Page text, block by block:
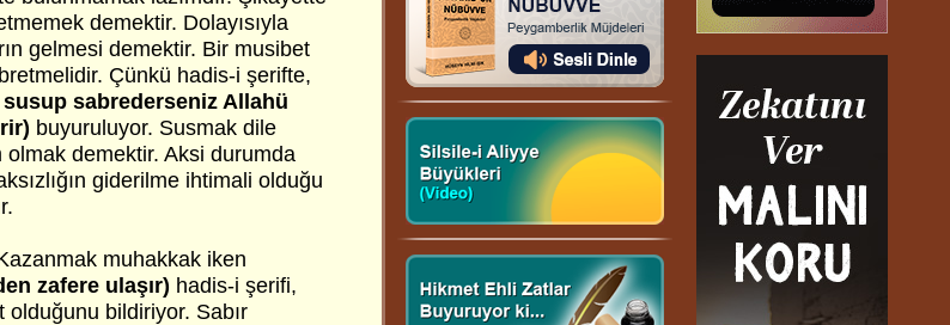
demektir. Dolayısıyla
gelmesi demektir. Bir musibet
Çünkü hadis-i şerifte,
susup sabrederseniz Allahü
buyuruluyor. Susmak dile
olmak demektir. Aksi durumda
giderilme ihtimali olduğu
muhakkak iken
zafere ulaşır) hadis-i şerifi,
bildiriyor. Sabır